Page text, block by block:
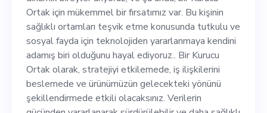
olacaksınız. Verilerin
gücünden yararlanarak
sürdürülebilir ve daha
sağlıklı alanlar yaratmaya
inanan ve teknoloji odaklı
Ortak için mükemmel bir fırsatımız var. Bu kişinin
sağlıklı ortamları teşvik etme konusunda tutkulu ve
sosyal fayda için teknolojiden yararlanmaya kendini
adamış biri olduğunu hayal ediyoruz.. Bir Kurucu
Ortak olarak, stratejiyi etkilemede, iş ilişkilerini
beslemede ve ürünümüzün gelecekteki yönünü
şekillendirmede etkili olacaksınız. Verilerin